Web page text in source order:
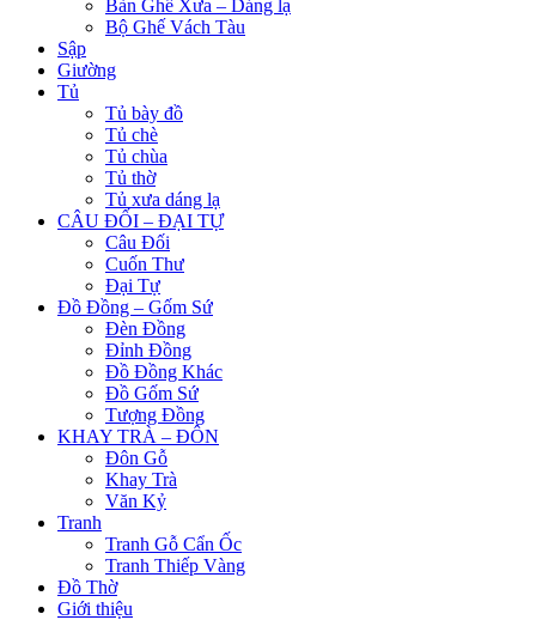
Bàn Ghế Xưa – Dáng lạ
Bộ Ghế Vách Tàu
Sập
Giường
Tủ
Tủ bày đồ
Tủ chè
Tủ chùa
Tủ thờ
Tủ xưa dáng lạ
CÂU ĐỐI – ĐẠI TỰ
Câu Đối
Cuốn Thư
Đại Tự
Đồ Đồng – Gốm Sứ
Đèn Đồng
Đỉnh Đồng
Đồ Đồng Khác
Đồ Gốm Sứ
Tượng Đồng
KHAY TRÀ – ĐÔN
Đôn Gỗ
Khay Trà
Văn Kỷ
Tranh
Tranh Gỗ Cẩn Ốc
Tranh Thiếp Vàng
Đồ Thờ
Giới thiệu